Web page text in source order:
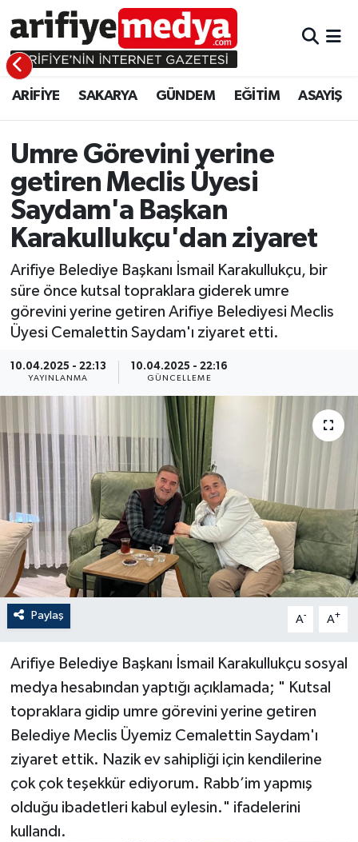
ARİFİYE SAKARYA GÜNDEM EĞİTİM ASAYİŞ
Umre Görevini yerine
getiren Meclis Üyesi
Saydam'a Başkan
Karakullukçu'dan ziyaret
Arifiye Belediye Başkanı İsmail Karakullukçu, bir
süre önce kutsal topraklara giderek umre
görevini yerine getiren Arifiye Belediyesi Meclis
Üyesi Cemalettin Saydam'ı ziyaret etti.
10.04.2025 - 22:13
YAYINLANMA
10.04.2025 - 22:16
GÜNCELLEME
Paylaş A- A+
Arifiye Belediye Başkanı İsmail Karakullukçu sosyal
medya hesabından yaptığı açıklamada; " Kutsal
topraklara gidip umre görevini yerine getiren
Belediye Meclis Üyemiz Cemalettin Saydam'ı
ziyaret ettik. Nazik ev sahipliği için kendilerine
çok çok teşekkür ediyorum. Rabb’im yapmış
olduğu ibadetleri kabul eylesin." ifadelerini
kullandı.
ARİFİYE
SAKARYA
GÜNDEM
EĞİTİM
ASAYİŞ
EKONOMİ
ARİFİYE
GÜNDEM
EĞİTİM
EKONOMİ
ASAYİŞ
Sakarya Hava Durumu
Sakarya Namaz Vakitleri
Sakarya Trafik Yoğunluk Haritası
Süper Lig Puan Durumu ve Fikstür
Tüm Manşetler
Son Dakika Haberleri
Haber Arşivi